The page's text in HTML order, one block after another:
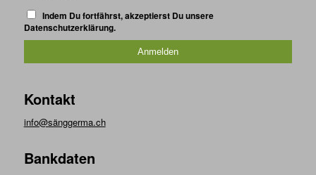
Indem Du fortfährst, akzeptierst Du unsere
Datenschutzerklärung.
Kontakt
info@sänggerma.ch
Bankdaten